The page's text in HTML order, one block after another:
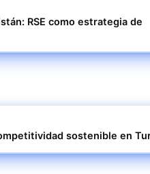
RSE como estrategia de
sostenible en